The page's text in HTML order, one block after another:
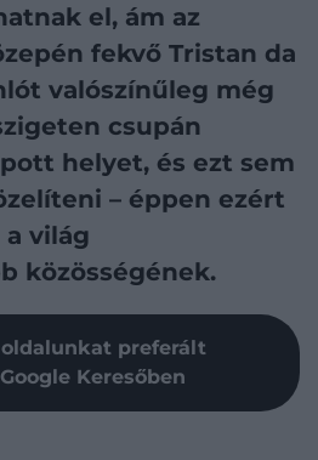
el, ám az
fekvő Tristan da
valószínűleg még
csupán
helyet, és ezt sem
– éppen ezért
világ
közösségének.
preferált
Keresőben